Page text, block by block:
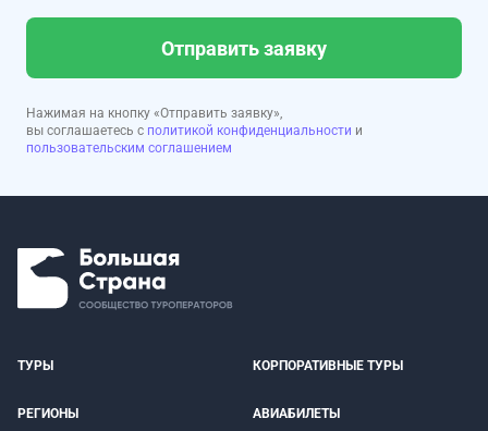
Отправить заявку
Нажимая на кнопку «Отправить заявку»,
вы соглашаетесь с политикой конфиденциальности и
пользовательским соглашением
ТУРЫ КОРПОРАТИВНЫЕ ТУРЫ
РЕГИОНЫ АВИАБИЛЕТЫ